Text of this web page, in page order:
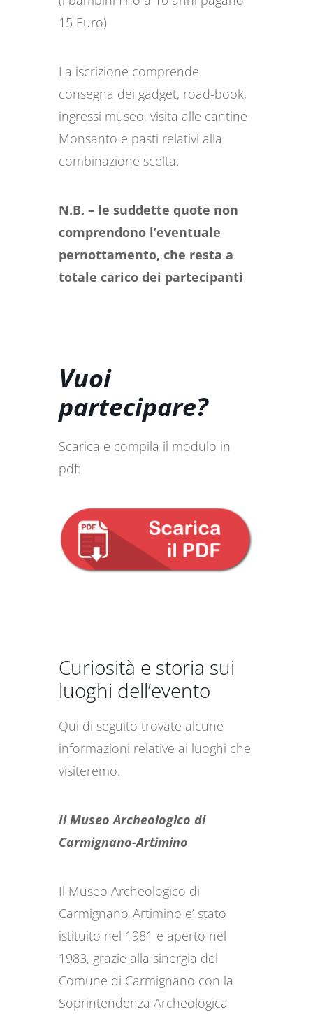
15 Euro)
La iscrizione comprende
consegna dei gadget, road-book,
ingressi museo, visita alle cantine
Monsanto e pasti relativi alla
combinazione scelta.
N.B. – le suddette quote non
comprendono l’eventuale
pernottamento, che resta a
totale carico dei partecipanti
Vuoi
partecipare?
Scarica e compila il modulo in
pdf:
Curiosità e storia sui
luoghi dell’evento
Qui di seguito trovate alcune
informazioni relative ai luoghi che
visiteremo.
Il Museo Archeologico di
Carmignano-Artimino
Il Museo Archeologico di
Carmignano-Artimino e’ stato
istituito nel 1981 e aperto nel
1983, grazie alla sinergia del
Comune di Carmignano con la
Soprintendenza Archeologica